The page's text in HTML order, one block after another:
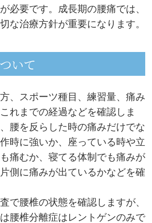
必要です。成長期の腰痛では、
な治療方針が重要になります。
いて
、スポーツ種目、練習量、痛み
れまでの経過などを確認しま
腰を反らした時の痛みだけでな
時に強いか、座っている時や立
痛むか、寝てる体制でも痛みが
側に痛みが出ているかなどを確
で腰椎の状態を確認しますが、
腰椎分離症はレントゲンのみで